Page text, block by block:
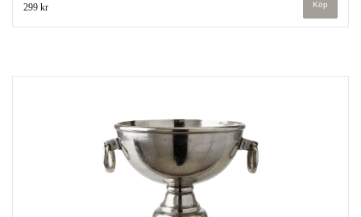
299 kr